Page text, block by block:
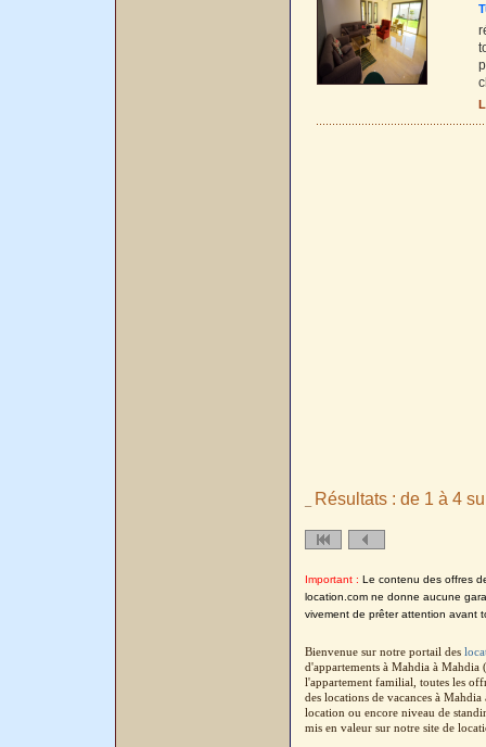
Résultats : de 1 à 4
Important : Le contenu des offres
location.com ne donne aucune
vivement de prêter attention avant
Bienvenue sur notre portail des
d'appartements à Mahdia à
l'appartement familial, toutes les
des locations de vacances à
location ou encore niveau de
mis en valeur sur notre site de